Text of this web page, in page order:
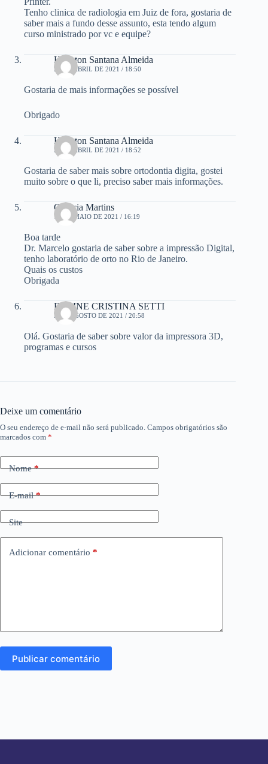
Tenho clinica de radiologia em Juiz de fora, gostaria de
saber mais a fundo desse assunto, esta tendo algum
curso ministrado por vc e equipe?
Heligton Santana Almeida
22 DE ABRIL DE 2021 / 18:50
Gostaria de mais informações se possível
Obrigado
Heligton Santana Almeida
22 DE ABRIL DE 2021 / 18:52
Gostaria de saber mais sobre ortodontia digita, gostei
muito sobre o que li, preciso saber mais informações.
Glaucia Martins
12 DE MAIO DE 2021 / 16:19
Boa tarde
Dr. Marcelo gostaria de saber sobre a impressão Digital,
tenho laboratório de orto no Rio de Janeiro.
Quais os custos
Obrigada
ELAINE CRISTINA SETTI
3 DE AGOSTO DE 2021 / 20:58
Olá. Gostaria de saber sobre valor da impressora 3D,
programas e cursos
Deixe um comentário
O seu endereço de e-mail não será publicado. Campos obrigatórios são
marcados com *
Nome*
E-mail*
Site
Adicionar comentário *
Publicar comentário